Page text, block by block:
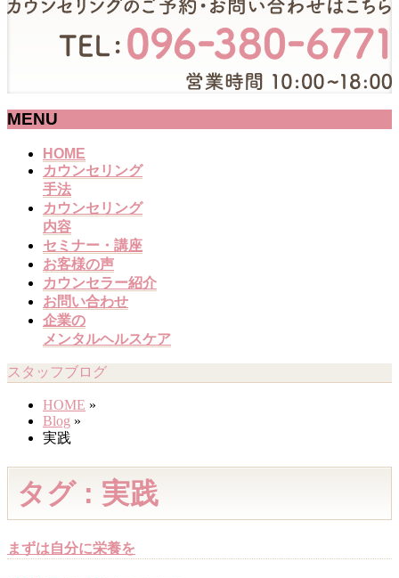
MENU
HOME
カウンセリング
手法
カウンセリング
内容
セミナー・講座
お客様の声
カウンセラー紹介
お問い合わせ
企業の
メンタルヘルスケア
スタッフブログ
HOME »
Blog »
実践
タグ : 実践
まずは自分に栄養を